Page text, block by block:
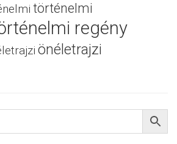
történelmi
regény
önéletrajzi